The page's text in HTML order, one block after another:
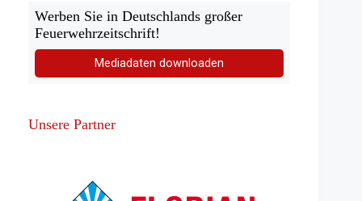
Werben Sie in Deutschlands großer
Feuerwehrzeitschrift!
Mediadaten downloaden
Unsere Partner